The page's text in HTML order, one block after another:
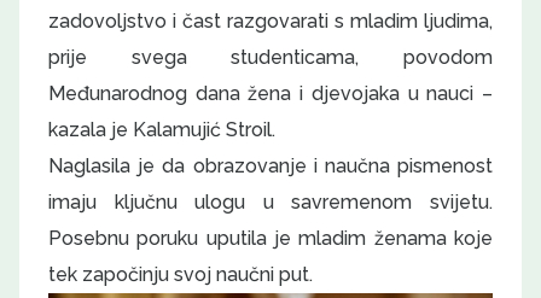
zadovoljstvo i čast razgovarati s mladim ljudima,
prije svega studenticama, povodom
Međunarodnog dana žena i djevojaka u nauci –
kazala je Kalamujić Stroil.
Naglasila je da obrazovanje i naučna pismenost
imaju ključnu ulogu u savremenom svijetu.
Posebnu poruku uputila je mladim ženama koje
tek započinju svoj naučni put.